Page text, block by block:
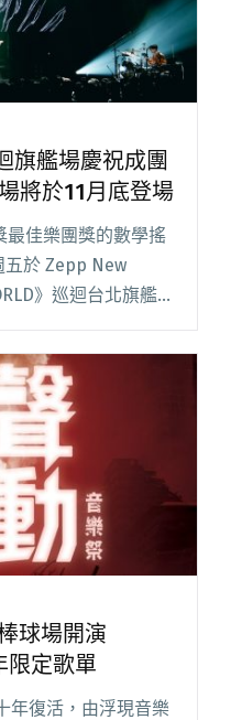
旗艦場慶祝成團
將於11月底登場
最佳樂團獎的數學搖
於 Zepp New
》巡迴台北旗艦
十位嘉賓同台演出，
龜田誠治、管樂團
」巡迴旗艦場慶祝
於11月底登場"
球場開演
限定歌單
年復活，由浮現音樂